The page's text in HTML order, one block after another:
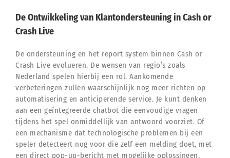
De Ontwikkeling van Klantondersteuning in Cash or
Crash Live
De ondersteuning en het report system binnen Cash or
Crash Live evolueren. De wensen van regio’s zoals
Nederland spelen hierbij een rol. Aankomende
verbeteringen zullen waarschijnlijk nog meer richten op
automatisering en anticiperende service. Je kunt denken
aan een geïntegreerde chatbot die eenvoudige vragen
tijdens het spel onmiddellijk van antwoord voorziet. Of
een mechanisme dat technologische problemen bij een
speler detecteert nog voor die zelf een melding doet, met
een direct pop-up-bericht met mogelijke oplossingen.